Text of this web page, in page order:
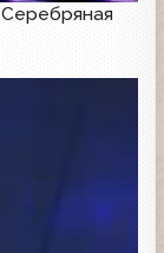
Серебряная